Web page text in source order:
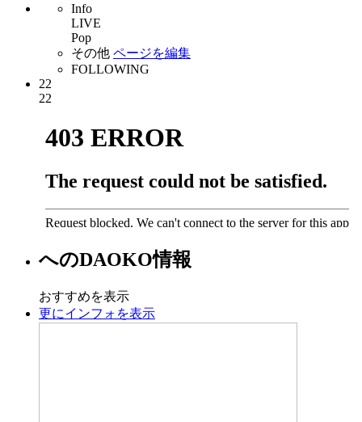
Info
LIVE
Pop
その他 ページを編集
FOLLOWING
22
22
へのDAOKO情報
おすすめを表示
更にインフォを表示